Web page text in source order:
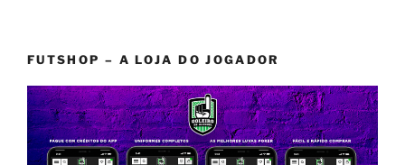
FUTSHOP – A LOJA DO JOGADOR